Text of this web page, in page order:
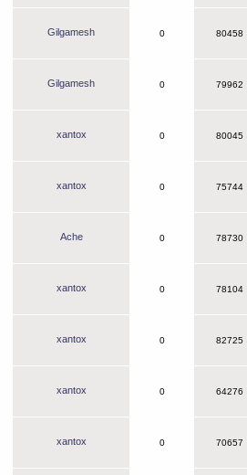
Gilgamesh 0 80458
Gilgamesh 0 79962
xantox 0 80045
xantox 0 75744
Ache 0 78730
xantox 0 78104
xantox 0 82725
xantox 0 64276
xantox 0 70657